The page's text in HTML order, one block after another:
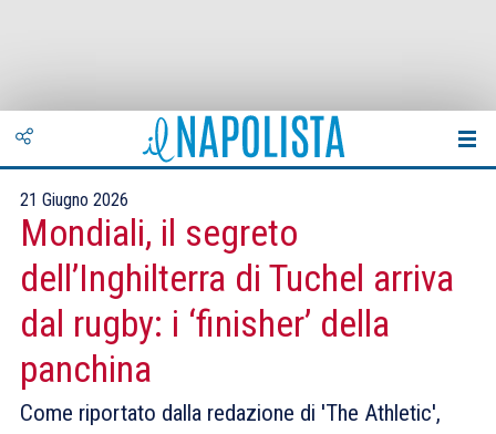
21 Giugno 2026
Mondiali, il segreto
dell’Inghilterra di Tuchel arriva
dal rugby: i ‘finisher’ della
panchina
Come riportato dalla redazione di 'The Athletic',